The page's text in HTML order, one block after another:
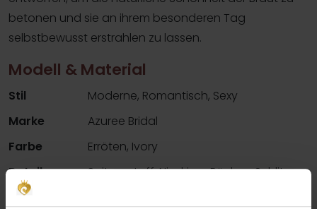
betonen und sie an ihrem besonderen Tag
selbstbewusst erstrahlen zu lassen.
Modell & Material
Stil
Moderne, Romantisch, Sexy
Marke
Azuree Bridal
Farbe
Erröten, Ivory
Details
Spitzenstoff, Niedriger Rücken, Schlitz
Hals